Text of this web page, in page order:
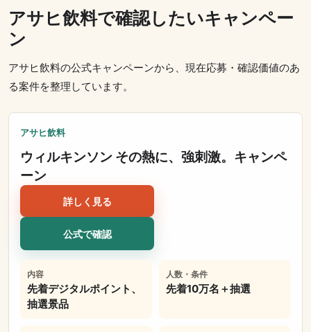
アサヒ飲料で確認したいキャンペー
ン
アサヒ飲料の公式キャンペーンから、現在応募・確認価値のあ
る案件を整理しています。
アサヒ飲料
ウィルキンソン その熱に、強刺激。キャンペ
ーン
詳しく見る
公式で確認
内容
先着デジタルポイント、
抽選景品
人数・条件
先着10万名＋抽選